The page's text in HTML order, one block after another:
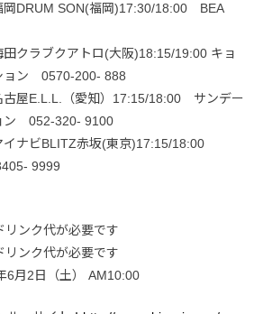
岡DRUM SON(福岡)17:30/18:00 BEA
クラブクアトロ(大阪)18:15/19:00 キョ
ョン 0570-200- 888
古屋E.L.L.（愛知）17:15/18:00 サンデー
ン 052-320- 9100
イナビBLITZ赤坂(東京)17:15/18:00
9999
ンク代が必要です
ンク代が必要です
6月2日（土） AM10:00